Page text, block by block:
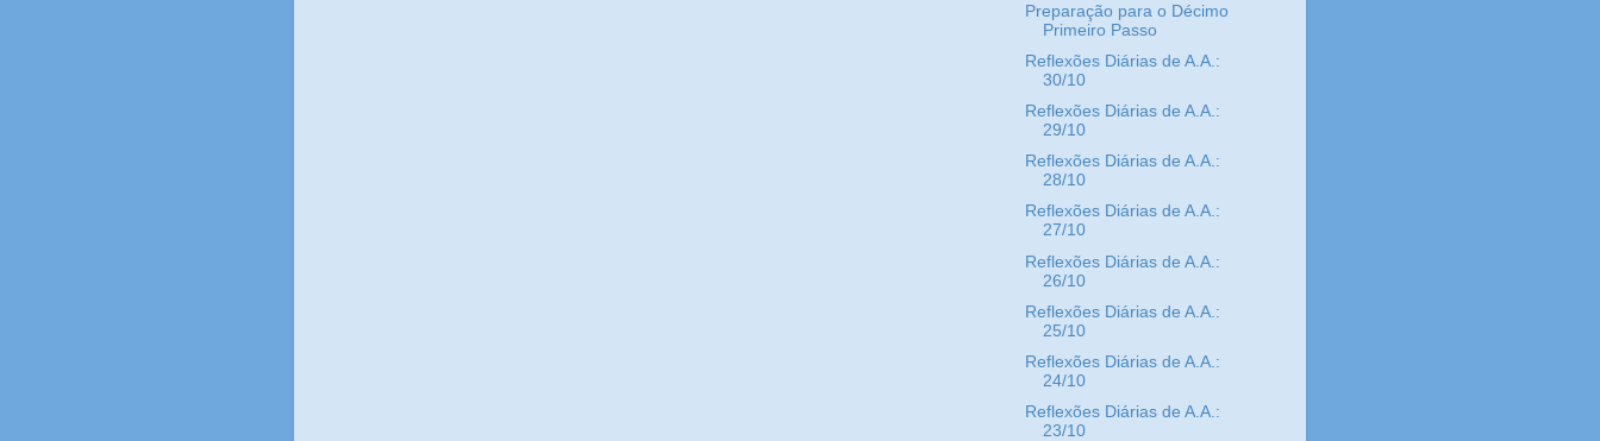
Preparação para o Décimo
Primeiro Passo
Reflexões Diárias de A.A.:
30/10
Reflexões Diárias de A.A.:
29/10
Reflexões Diárias de A.A.:
28/10
Reflexões Diárias de A.A.:
27/10
Reflexões Diárias de A.A.:
26/10
Reflexões Diárias de A.A.:
25/10
Reflexões Diárias de A.A.:
24/10
Reflexões Diárias de A.A.:
23/10